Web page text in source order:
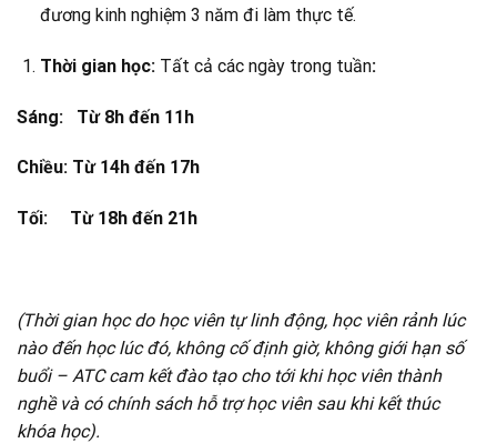
đương kinh nghiệm 3 năm đi làm thực tế.
Thời gian học: Tất cả các ngày trong tuần:
Sáng: Từ 8h đến 11h
Chiều: Từ 14h đến 17h
Tối: Từ 18h đến 21h
(Thời gian học do học viên tự linh động, học viên rảnh lúc
nào đến học lúc đó, không cố định giờ, không giới hạn số
buổi – ATC cam kết đào tạo cho tới khi học viên thành
nghề và có chính sách hỗ trợ học viên sau khi kết thúc
khóa học).